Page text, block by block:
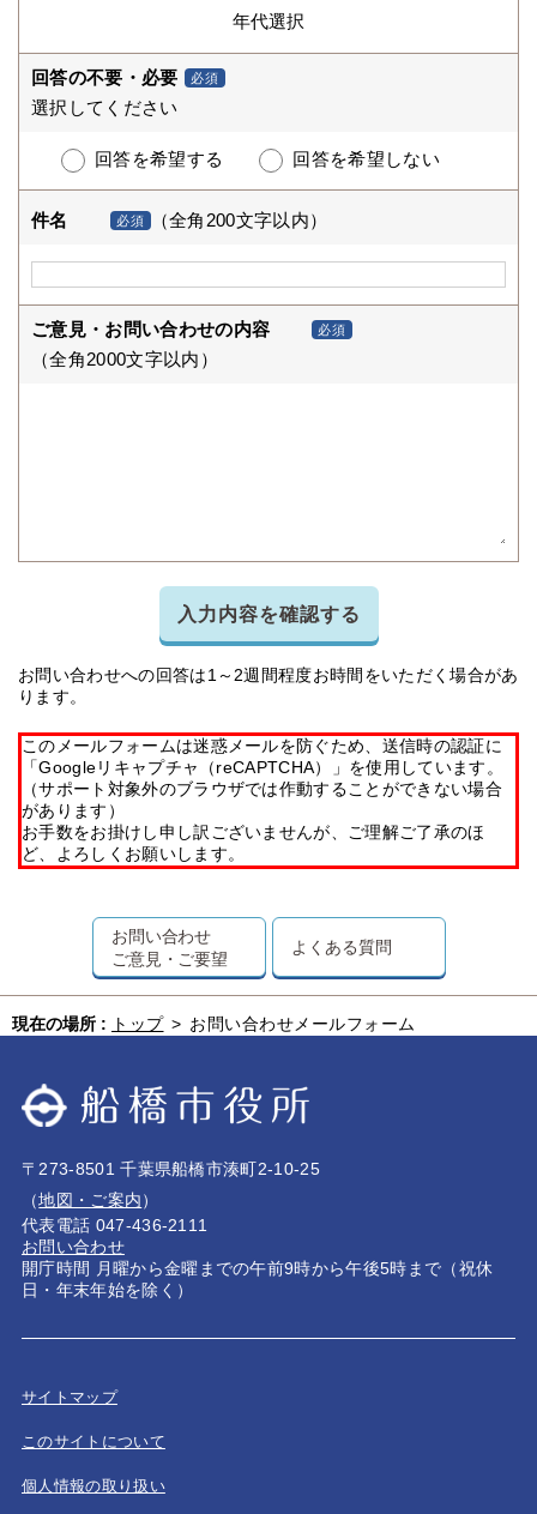
回答の不要・必要 必須
選択してください
回答を希望する 回答を希望しない
件名 必須 （全角200文字以内）
ご意見・お問い合わせの内容 必須
（全角2000文字以内）
入力内容を確認する
お問い合わせへの回答は1～2週間程度お時間をいただく場合があ
ります。
このメールフォームは迷惑メールを防ぐため、送信時の認証に
「Googleリキャプチャ（reCAPTCHA）」を使用しています。
（サポート対象外のブラウザでは作動することができない場合
があります）
お手数をお掛けし申し訳ございませんが、ご理解ご了承のほ
ど、よろしくお願いします。
お問い合わせ
ご意見・ご要望
よくある質問
現在の場所 : トップ > お問い合わせメールフォーム
〒273-8501 千葉県船橋市湊町2-10-25
（地図・ご案内）
代表電話 047-436-2111
お問い合わせ
開庁時間 月曜から金曜までの午前9時から午後5時まで（祝休
日・年末年始を除く）
サイトマップ
このサイトについて
個人情報の取り扱い